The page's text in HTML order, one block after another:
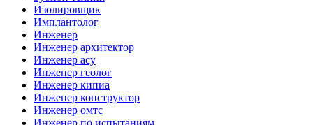
Изолировщик
Имплантолог
Инженер
Инженер архитектор
Инженер асу
Инженер геолог
Инженер кипиа
Инженер конструктор
Инженер омтс
Инженер по испытаниям